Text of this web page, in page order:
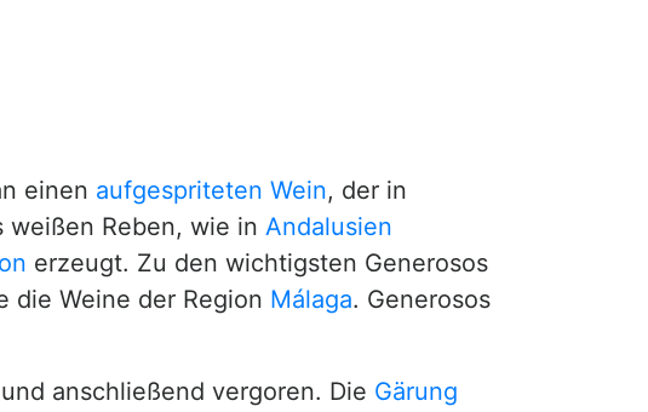
einen aufgespriteten Wein, der in
weißen Reben, wie in Andalusien
erzeugt. Zu den wichtigsten Generosos
die Weine der Region Málaga. Generosos
anschließend vergoren. Die Gärung